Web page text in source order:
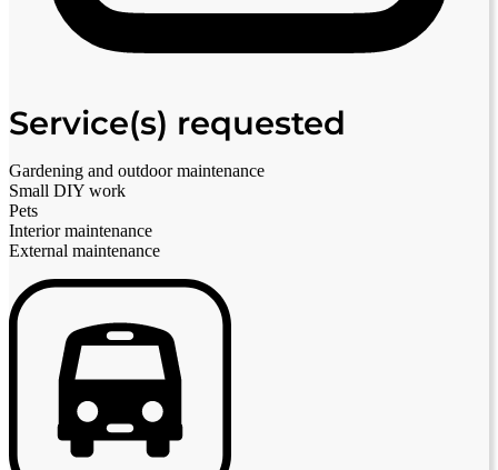
Service(s) requested
Gardening and outdoor maintenance
Small DIY work
Pets
Interior maintenance
External maintenance